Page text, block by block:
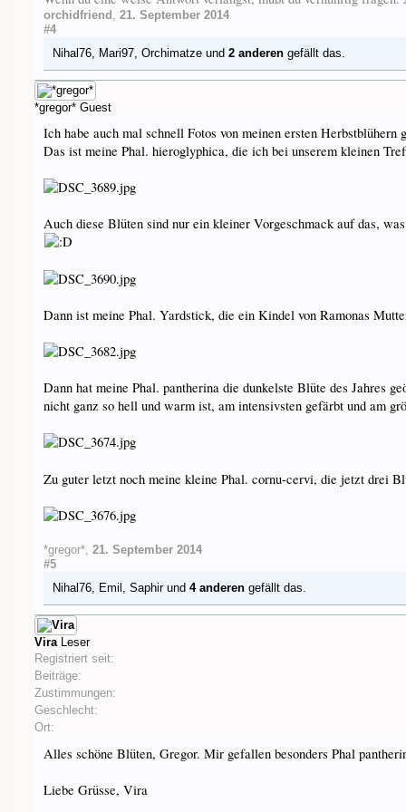
orchidfriend , 21. September 2014
#4
Nihal76, Mari97,Orchimatze und2 anderen gefällt das.
*gregor* Guest
Ich habe auch mal schnell Fotos von meinen ersten Herbstblühern
Das ist meine Phal. hieroglyphica, die ich bei unserem kleinen
Auch diese Blüten sind nur ein kleiner Vorgeschmack auf das,
Dann ist meine Phal. Yardstick, die ein Kindel von Ramonas
Dann hat meine Phal. pantherina die dunkelste Blüte des Jahres
nicht ganz so hell und warm ist, am intensivsten gefärbt und am
Zu guter letzt noch meine kleine Phal. cornu-cervi, die jetzt drei
*gregor*, 21. September 2014
#5
Nihal76, Emil ,Saphirund4 anderen gefällt das.
Vira Leser
Registriert seit:
Beiträge:
Zustimmungen:
Geschlecht:
Ort:
Alles schöne Blüten, Gregor. Mir gefallen besonders Phal
Liebe Grüsse, Vira